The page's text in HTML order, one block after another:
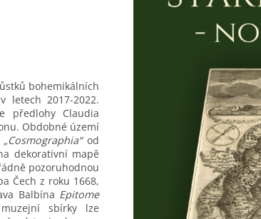
bohemikálních
letech 2017-2022.
předlohy Claudia
Obdobné území
„Cosmographia“od
dekorativní mapě
pozoruhodnou
Čech z roku 1668,
Balbína Epitome
sbírky lze